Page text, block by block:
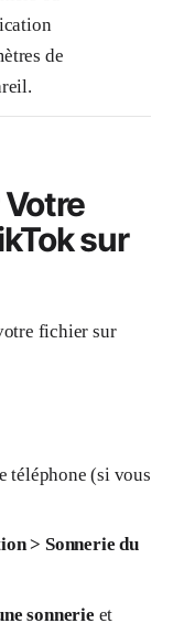
de
sur
fichier sur
téléphone (si vous
> Sonnerie du
sonnerie et